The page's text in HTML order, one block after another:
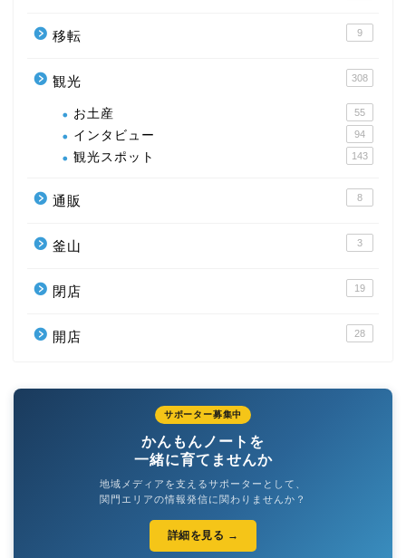
移転 9
観光 308
お土産 55
インタビュー 94
観光スポット 143
通販 8
釜山 3
閉店 19
開店 28
サポーター募集中
かんもんノートを
一緒に育てませんか
地域メディアを支えるサポーターとして、
関門エリアの情報発信に関わりませんか？
詳細を見る →